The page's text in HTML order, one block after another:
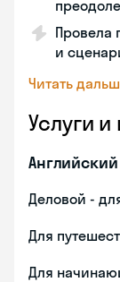
Провела
и
Читать
Услуги
Деловой -
Для
Для